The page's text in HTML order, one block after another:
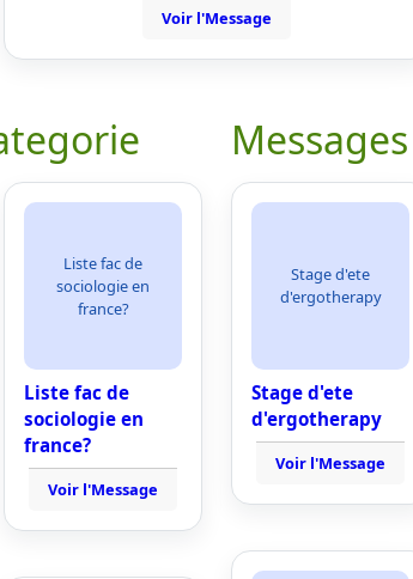
Voir l'Message
Liste fac de
sociologie en
france?
Liste fac de
sociologie en
france?
Voir l'Message
Stage d'ete
d'ergotherapy
Stage d'ete
d'ergotherapy
Voir l'Message